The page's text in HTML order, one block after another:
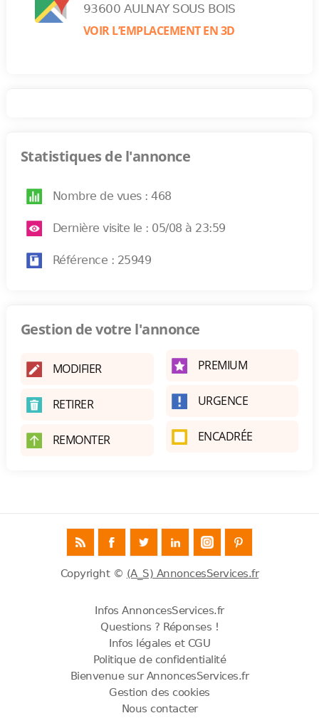
93600 AULNAY SOUS BOIS
VOIR L’EMPLACEMENT EN 3D
Statistiques de l'annonce
Nombre de vues : 468
Dernière visite le : 05/08 à 23:59
Référence : 25949
Gestion de votre l'annonce
MODIFIER
RETIRER
REMONTER
PREMIUM
URGENCE
ENCADRÉE
Copyright © (A_S) AnnoncesServices.fr
Infos AnnoncesServices.fr
Questions ? Réponses !
Infos légales et CGU
Politique de confidentialité
Bienvenue sur AnnoncesServices.fr
Gestion des cookies
Nous contacter